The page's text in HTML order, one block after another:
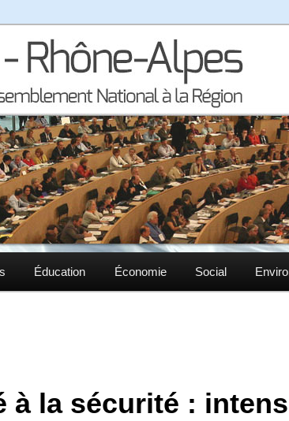
Alpes
Éducation Économie Social
à la sécurité :